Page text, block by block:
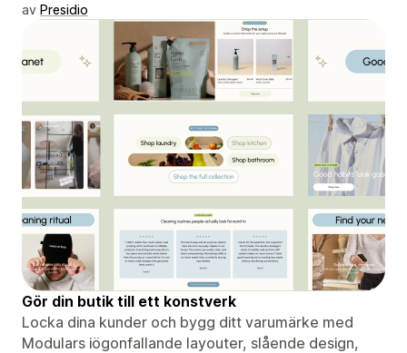
av Presidio
Gör din butik till ett konstverk
Locka dina kunder och bygg ditt varumärke med
Modulars iögonfallande layouter, slående design,